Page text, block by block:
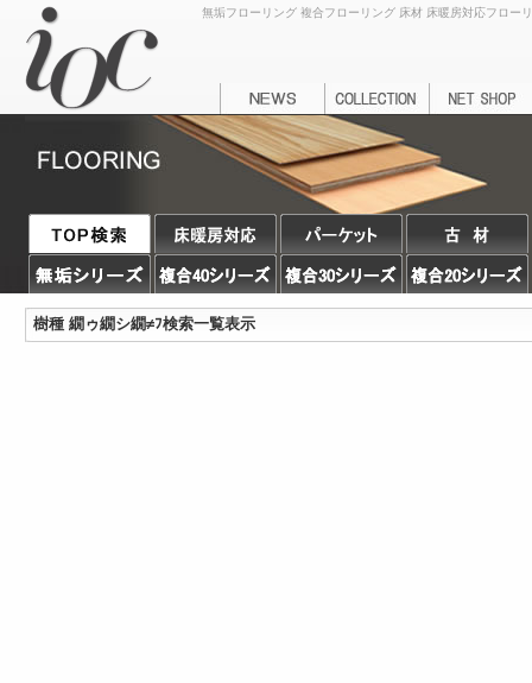
無垢フローリング 複合フローリング 床材 床暖房対応フロー
樹種 繝ゥ繝シ繝≠ﾌ検索一覧表示